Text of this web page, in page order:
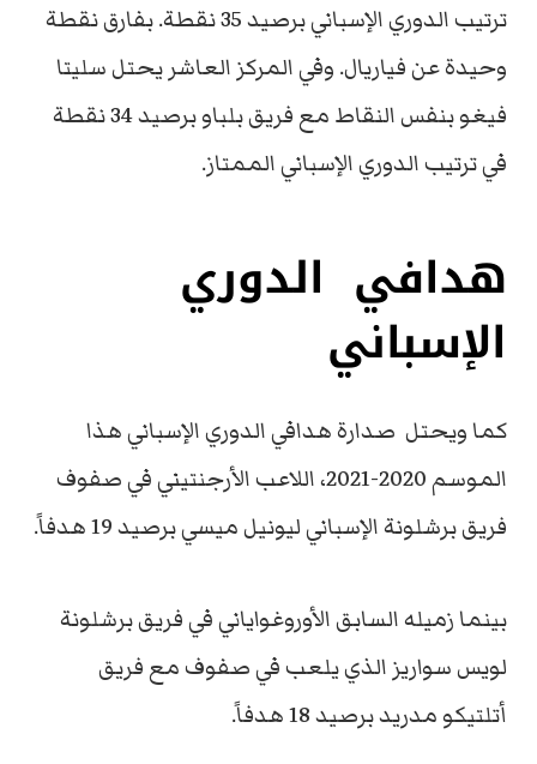
ترتيب الدوري الإسباني برصيد 35 نقطة. بفارق نقطة
وحيدة عن فياريال. وفي المركز العاشر يحتل سليتا
فيغو بنفس النقاط مع فريق بلباو برصيد 34 نقطة
في ترتيب الدوري الإسباني الممتاز.
هدافي الدوري
الإسباني
كما ويحتل صدارة هدافي الدوري الإسباني هذا
الموسم 2020-2021، اللاعب الأرجنتيني في صفوف
فريق برشلونة الإسباني ليونيل ميسي برصيد 19 هدفاً.
بينما زميله السابق الأوروغواياني في فريق برشلونة
لويس سواريز الذي يلعب في صفوف مع فريق
أتلتيكو مدريد برصيد 18 هدفاً.